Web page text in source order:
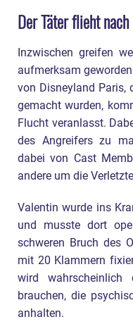
Der Täter flieht
Inzwischen greifen
aufmerksam
von Disneyland Paris,
gemacht wurden,
Flucht veranlasst.
des Angreifers zu
dabei von Cast
andere um die
Valentin wurde ins
und musste dort
schweren Bruch des
mit 20 Klammern
wird
brauchen, die
anhalten.